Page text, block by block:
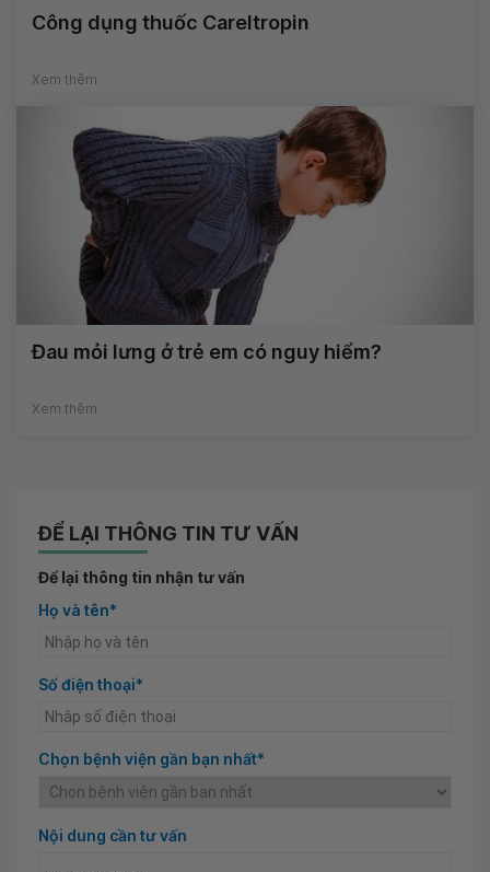
Công dụng thuốc Careltropin
Xem thêm
Đau mỏi lưng ở trẻ em có nguy hiểm?
Xem thêm
ĐỂ LẠI THÔNG TIN TƯ VẤN
Để lại thông tin nhận tư vấn
Họ và tên*
Số điện thoại*
Chọn bệnh viện gần bạn nhất*
Nội dung cần tư vấn